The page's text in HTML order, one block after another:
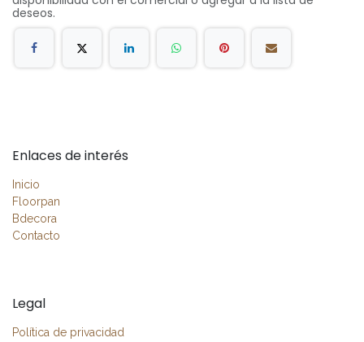
deseos.
Enlaces de interés
Inicio
Floorpan
Bdecora
Contacto
Legal
Política de privacidad